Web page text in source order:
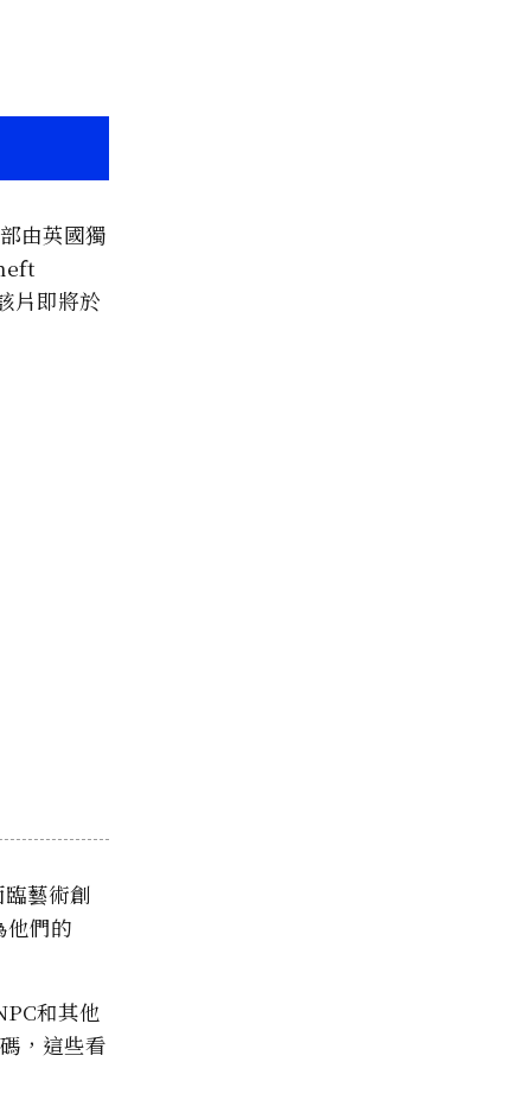
由英國獨
片即將於
藝術創
他們的
和其他
，這些看